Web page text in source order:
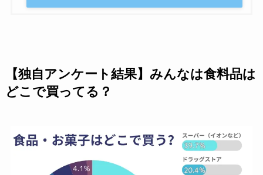
【独自アンケート結果】みんなは食料品は
どこで買ってる？